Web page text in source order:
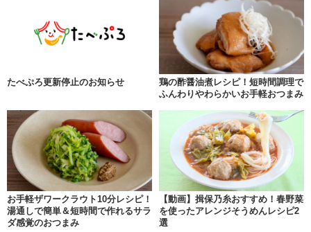
たべぷろ更新停止のお知らせ
鶏の酢醤油煮レシピ！短時間調理で
ふんわりやわらかいお手軽おつまみ
お手軽ザワークラウト10分レシピ！
湯通しで簡単＆短時間で作れるサラ
ダ感覚のおつまみ
【動画】揖保乃糸おすすめ！春野菜
を使ったアレンジそうめんレシピ2
選